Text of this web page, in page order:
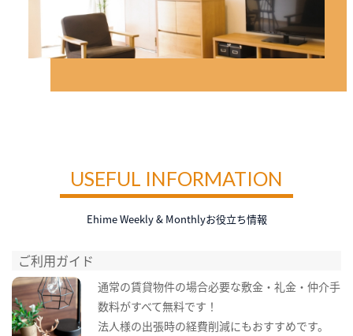
USEFUL INFORMATION
Ehime Weekly & Monthlyお役立ち情報
ご利用ガイド
通常の賃貸物件の場合必要な敷金・礼金・仲介手
数料がすべて無料です！
法人様の出張時の経費削減にもおすすめです。